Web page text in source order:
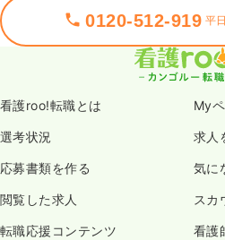
0120-512-919 平
看護roo!転職とは My
選考状況 求人
応募書類を作る 気に
閲覧した求人 スカ
転職応援コンテンツ 看護